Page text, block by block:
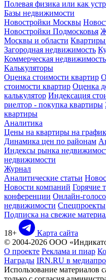
Полевая физика или как
Базы недвижимости
Новостройки Москвы
Новостройки Подмосковья
Москвы и области
Загородная недвижимость
Коммерческая недвижимость
Калькуляторы
Оценка стоимости квартир
стоимости квартир Оценка
калькулятор Индексация
риелтор - покупка квартиры
квартиры
Аналитика
Цены на квартиры на
Динамика цен по районам
Индексы рынка
недвижимости
Журнал
Аналитические статьи
Новости компаний Горячие
конференции Онлайн-
недвижимости Спецпроекты
Подписка на свежие
18+
Карта сайта
© 2004-2026 ООО
О проекте Реклама и пиар
Награды IRN.RU в
Использование материалов